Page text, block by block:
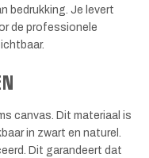
bedrukking. Je levert
de professionele
canvas. Dit materiaal is
in zwart en naturel.
Dit garandeert dat